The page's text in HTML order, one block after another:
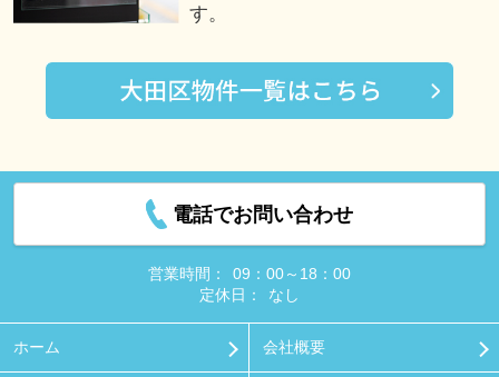
す。
電話でお問い合わせ
営業時間：
09：00～18：00
定休日：
なし
ホーム 会社概要